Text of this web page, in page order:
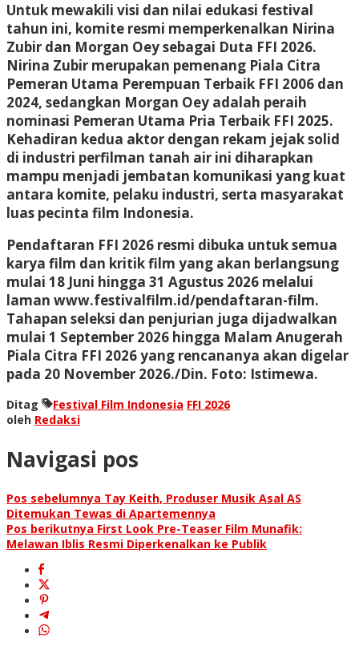
Untuk mewakili visi dan nilai edukasi festival
tahun ini, komite resmi memperkenalkan Nirina
Zubir dan Morgan Oey sebagai Duta FFI 2026.
Nirina Zubir merupakan pemenang Piala Citra
Pemeran Utama Perempuan Terbaik FFI 2006 dan
2024, sedangkan Morgan Oey adalah peraih
nominasi Pemeran Utama Pria Terbaik FFI 2025.
Kehadiran kedua aktor dengan rekam jejak solid
di industri perfilman tanah air ini diharapkan
mampu menjadi jembatan komunikasi yang kuat
antara komite, pelaku industri, serta masyarakat
luas pecinta film Indonesia.
Pendaftaran FFI 2026 resmi dibuka untuk semua
karya film dan kritik film yang akan berlangsung
mulai 18 Juni hingga 31 Agustus 2026 melalui
laman www.festivalfilm.id/pendaftaran-film.
Tahapan seleksi dan penjurian juga dijadwalkan
mulai 1 September 2026 hingga Malam Anugerah
Piala Citra FFI 2026 yang rencananya akan digelar
pada 20 November 2026./Din. Foto: Istimewa.
Ditag Festival Film Indonesia FFI 2026
oleh Redaksi
Navigasi pos
Pos sebelumnya Tay Keith, Produser Musik Asal AS
Ditemukan Tewas di Apartemennya
Pos berikutnya First Look Pre-Teaser Film Munafik:
Melawan Iblis Resmi Diperkenalkan ke Publik